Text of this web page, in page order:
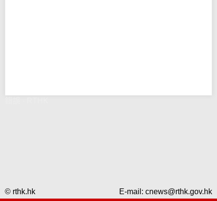
© rthk.hk E-mail: cnews@rthk.gov.hk